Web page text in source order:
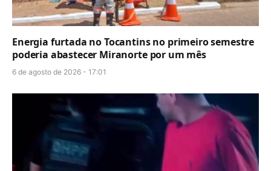
Energia furtada no Tocantins no primeiro semestre
poderia abastecer Miranorte por um mês
6 de agosto de 2026 - 17:01